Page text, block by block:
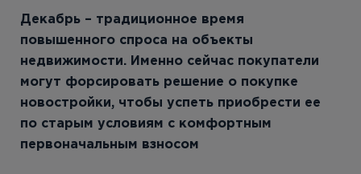
Декабрь – традиционное время
повышенного спроса на объекты
недвижимости. Именно сейчас покупатели
могут форсировать решение о покупке
новостройки, чтобы успеть приобрести ее
по старым условиям с комфортным
первоначальным взносом